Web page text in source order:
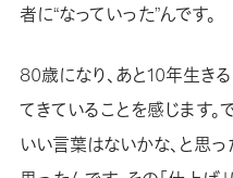
者に“なっていった”んです。
80歳になり、あと10年生き
てきていることを感じます。
いい言葉はないかな、と思っ